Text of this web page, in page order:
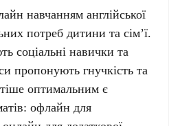
навчанням англійської
потреб дитини та сім’ї.
соціальні навички та
пропонують гнучкість та
оптимальним є
офлайн для